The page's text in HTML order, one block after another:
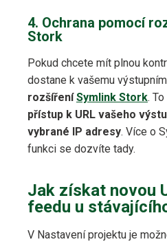
4. Ochrana pomocí
Stork
Pokud chcete mít plnou
dostane k vašemu
rozšířeníSymlink Stork.
přístup k URL vašeho
vybrané IP adresy. Více o
funkci se dozvíte tady.
Jak získat novou
feedu u
V Nastavení projektu je